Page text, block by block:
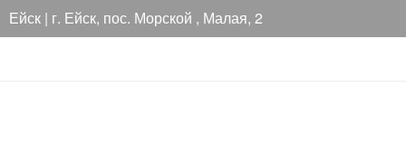
Ейск | г. Ейск, пос. Морской , Малая, 2